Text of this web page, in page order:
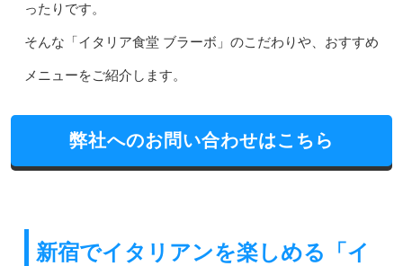
ったりです。
そんな「イタリア食堂 ブラーボ」のこだわりや、おすすめ
メニューをご紹介します。
弊社へのお問い合わせはこちら
新宿でイタリアンを楽しめる「イ